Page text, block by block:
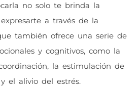
no solo te brinda la
a través de la
también ofrece una serie de
y cognitivos, como la
la estimulación de
el alivio del estrés.